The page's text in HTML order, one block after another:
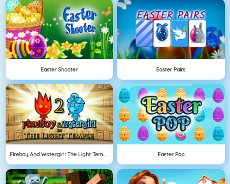
Easter Shooter Easter Pairs
Fireboy And Watergirl: The Light Temple Easter Pop